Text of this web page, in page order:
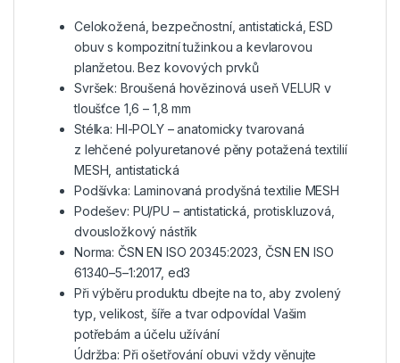
Celokožená, bezpečnostní, antistatická, ESD
obuv s kompozitní tužinkou a kevlarovou
planžetou. Bez kovových prvků
Svršek: Broušená hovězinová useň VELUR v
tloušťce 1,6 – 1,8 mm
Stélka: HI-POLY – anatomicky tvarovaná
z lehčené polyuretanové pěny potažená textilií
MESH, antistatická
Podšívka: Laminovaná prodyšná textilie MESH
Podešev: PU/PU – antistatická, protiskluzová,
dvousložkový nástřik
Norma: ČSN EN ISO 20345:2023, ČSN EN ISO
61340–5–1:2017, ed3
Při výběru produktu dbejte na to, aby zvolený
typ, velikost, šíře a tvar odpovídal Vašim
potřebám a účelu užívání
Údržba: Při ošetřování obuvi vždy věnujte